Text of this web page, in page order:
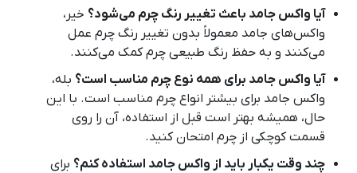
آیا واکس جامد باعث تغییر رنگ چرم می‌شود؟ خیر،
واکس‌های جامد معمولاً بدون تغییر رنگ چرم عمل
می‌کنند و به حفظ رنگ طبیعی چرم کمک می‌کنند.
آیا واکس جامد برای همه نوع چرم مناسب است؟ بله،
واکس جامد برای بیشتر انواع چرم مناسب است. با این
حال، همیشه بهتر است قبل از استفاده، آن را روی
قسمت کوچکی از چرم امتحان کنید.
چند وقت یکبار باید از واکس جامد استفاده کنم؟ برای